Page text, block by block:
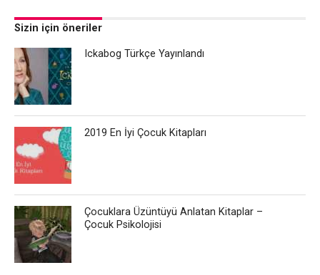
Sizin için öneriler
Ickabog Türkçe Yayınlandı
2019 En İyi Çocuk Kitapları
Çocuklara Üzüntüyü Anlatan Kitaplar –
Çocuk Psikolojisi